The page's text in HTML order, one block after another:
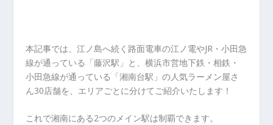
本記事では、江ノ島へ続く路面電車の江ノ電やJR・小田急
線が通っている「藤沢駅」と、横浜市営地下鉄・相鉄・
小田急線が通っている「湘南台駅」の人気ラーメン屋さ
ん30店舗を、エリアごとに分けてご紹介いたします！
これで湘南にある2つのメイン駅は制覇できます。